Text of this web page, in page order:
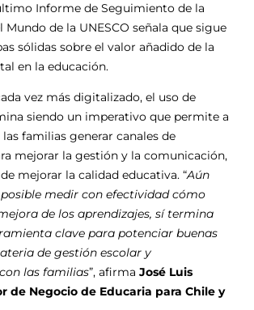
Informe de Seguimiento de la
Mundo de la UNESCO señala que sigue
sólidas sobre el valor añadido de la
en la educación.
vez más digitalizado, el uso de
siendo un imperativo que permite a
las familias generar canales de
mejorar la gestión y la comunicación,
mejorar la calidad educativa. “Aún
medir con efectividad cómo
de los aprendizajes, sí termina
clave para potenciar buenas
de gestión escolar y
las familias”, afirma José Luis
de Negocio de Educaria para Chile y